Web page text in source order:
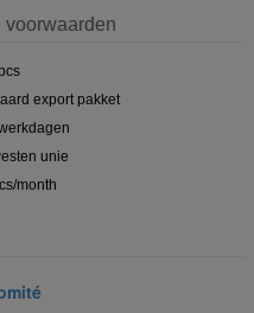
voorwaarden
export pakket
unie
month